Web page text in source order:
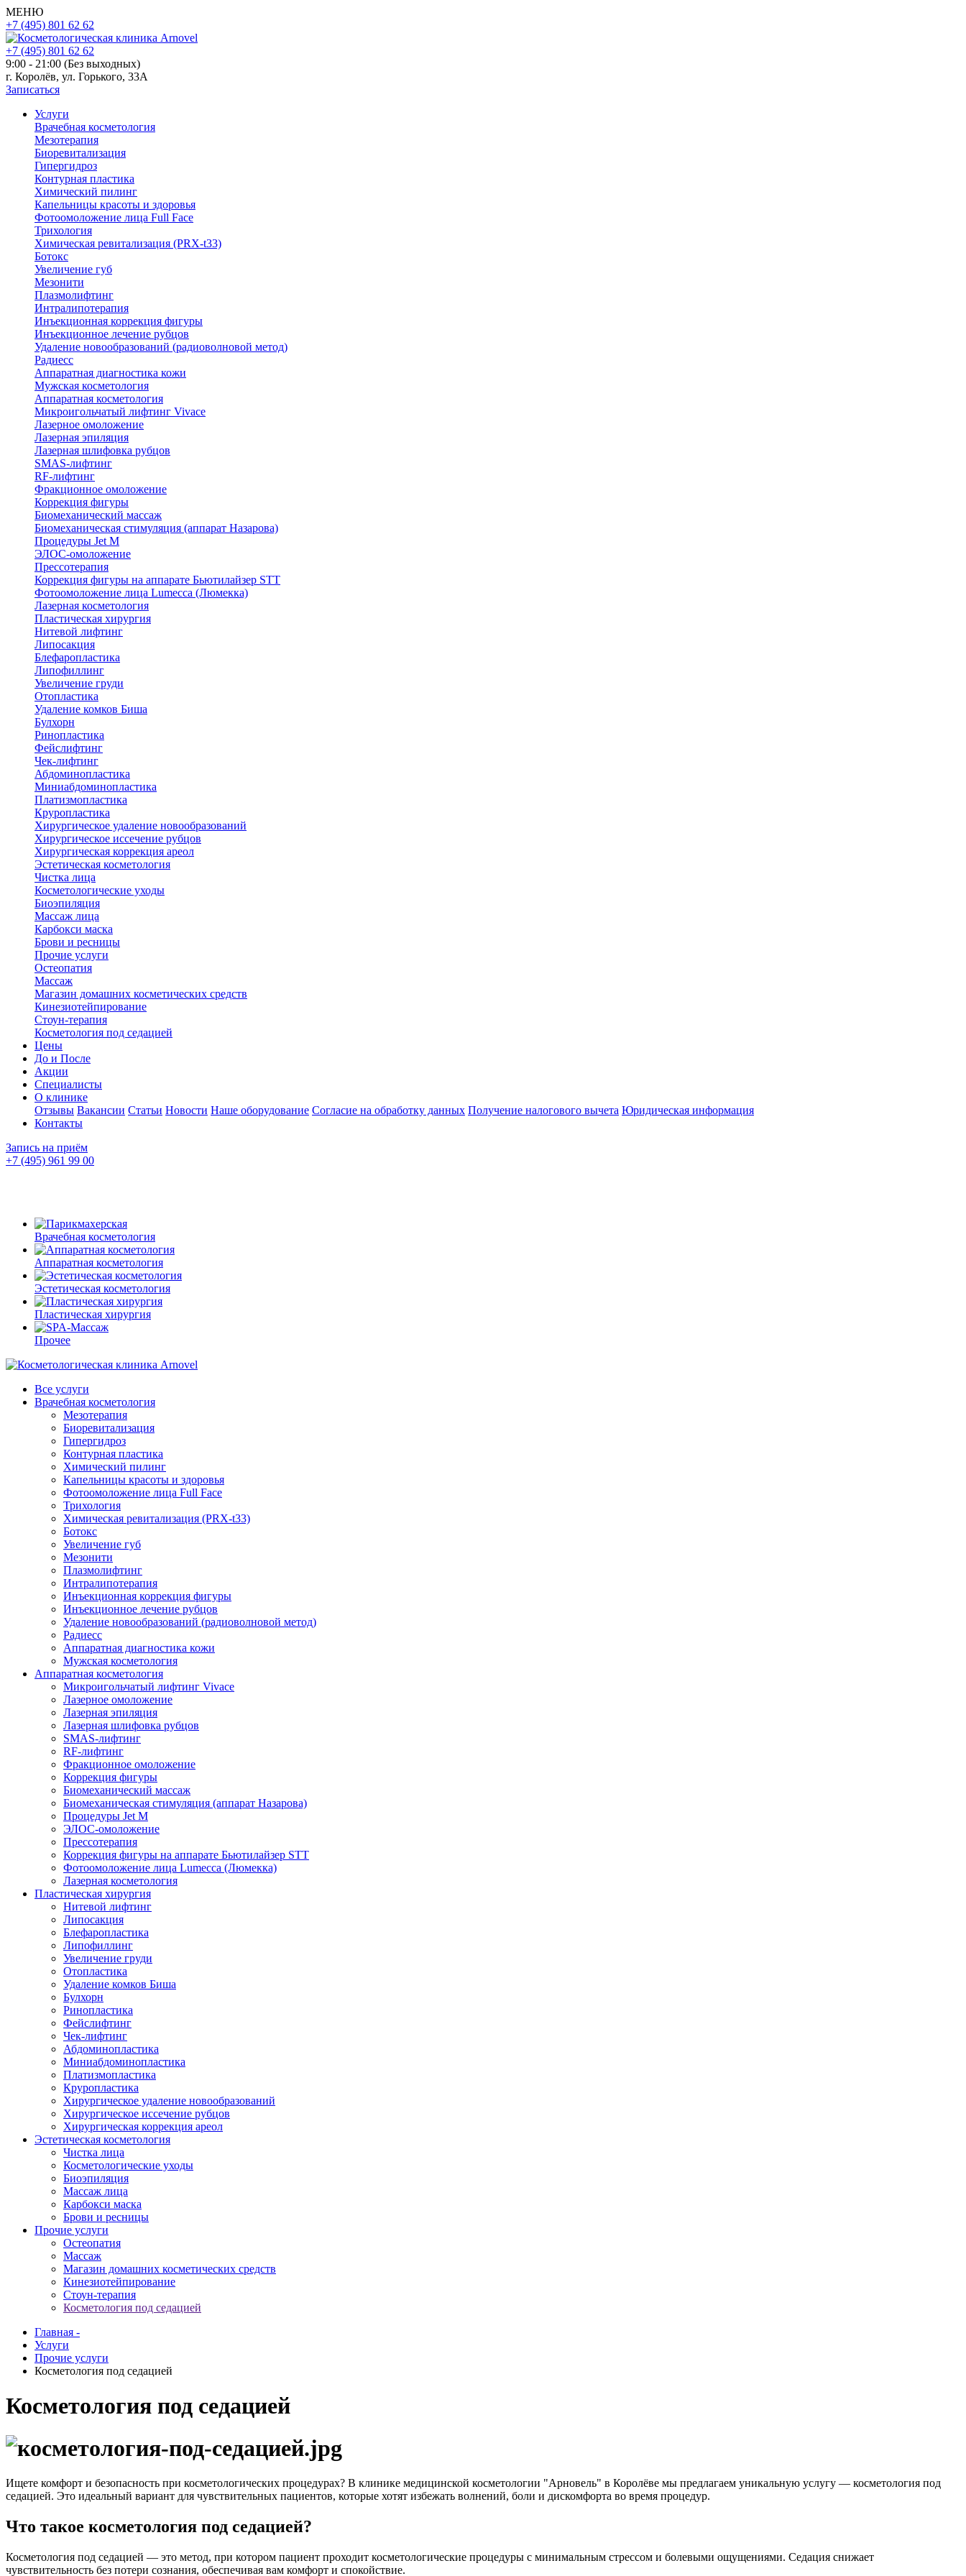
МЕНЮ
+7 (495) 801 62 62
+7 (495) 801 62 62
9:00 - 21:00 (Без выходных)
г. Королёв, ул. Горького, 33А
Записаться
Услуги
Врачебная косметология
Мезотерапия
Биоревитализация
Гипергидроз
Контурная пластика
Химический пилинг
Капельницы красоты и здоровья
Фотоомоложение лица Full Face
Трихология
Химическая ревитализация (PRX-t33)
Ботокс
Увеличение губ
Мезонити
Плазмолифтинг
Интралипотерапия
Инъекционная коррекция фигуры
Инъекционное лечение рубцов
Удаление новообразований (радиоволновой метод)
Радиесс
Аппаратная диагностика кожи
Мужская косметология
Аппаратная косметология
Микроигольчатый лифтинг Vivace
Лазерное омоложение
Лазерная эпиляция
Лазерная шлифовка рубцов
SMAS-лифтинг
RF-лифтинг
Фракционное омоложение
Коррекция фигуры
Биомеханический массаж
Биомеханическая стимуляция (аппарат Назарова)
Процедуры Jet M
ЭЛОС-омоложение
Прессотерапия
Коррекция фигуры на аппарате Бьютилайзер STT
Фотоомоложение лица Lumecca (Люмекка)
Лазерная косметология
Пластическая хирургия
Нитевой лифтинг
Липосакция
Блефаропластика
Липофиллинг
Увеличение груди
Отопластика
Удаление комков Биша
Булхорн
Ринопластика
Фейслифтинг
Чек-лифтинг
Абдоминопластика
Миниабдоминопластика
Платизмопластика
Круропластика
Хирургическое удаление новообразований
Хирургическое иссечение рубцов
Хирургическая коррекция ареол
Эстетическая косметология
Чистка лица
Косметологические уходы
Биоэпиляция
Массаж лица
Карбокси маска
Брови и ресницы
Прочие услуги
Остеопатия
Массаж
Магазин домашних косметических средств
Кинезиотейпирование
Стоун-терапия
Косметология под седацией
Цены
До и После
Акции
Специалисты
О клинике
Отзывы Вакансии Статьи Новости Наше оборудование Согласие на обработку данных Получение налогового вычета Юридическая информация
Контакты
Запись на приём
+7 (495) 961 99 00
Врачебная косметология
Аппаратная косметология
Эстетическая косметология
Пластическая хирургия
Прочее
Все услуги
Врачебная косметология
Мезотерапия
Биоревитализация
Гипергидроз
Контурная пластика
Химический пилинг
Капельницы красоты и здоровья
Фотоомоложение лица Full Face
Трихология
Химическая ревитализация (PRX-t33)
Ботокс
Увеличение губ
Мезонити
Плазмолифтинг
Интралипотерапия
Инъекционная коррекция фигуры
Инъекционное лечение рубцов
Удаление новообразований (радиоволновой метод)
Радиесс
Аппаратная диагностика кожи
Мужская косметология
Аппаратная косметология
Микроигольчатый лифтинг Vivace
Лазерное омоложение
Лазерная эпиляция
Лазерная шлифовка рубцов
SMAS-лифтинг
RF-лифтинг
Фракционное омоложение
Коррекция фигуры
Биомеханический массаж
Биомеханическая стимуляция (аппарат Назарова)
Процедуры Jet M
ЭЛОС-омоложение
Прессотерапия
Коррекция фигуры на аппарате Бьютилайзер STT
Фотоомоложение лица Lumecca (Люмекка)
Лазерная косметология
Пластическая хирургия
Нитевой лифтинг
Липосакция
Блефаропластика
Липофиллинг
Увеличение груди
Отопластика
Удаление комков Биша
Булхорн
Ринопластика
Фейслифтинг
Чек-лифтинг
Абдоминопластика
Миниабдоминопластика
Платизмопластика
Круропластика
Хирургическое удаление новообразований
Хирургическое иссечение рубцов
Хирургическая коррекция ареол
Эстетическая косметология
Чистка лица
Косметологические уходы
Биоэпиляция
Массаж лица
Карбокси маска
Брови и ресницы
Прочие услуги
Остеопатия
Массаж
Магазин домашних косметических средств
Кинезиотейпирование
Стоун-терапия
Косметология под седацией
Главная -
Услуги
Прочие услуги
Косметология под седацией
Косметология под седацией
Ищете комфорт и безопасность при косметологических процедурах? В клинике медицинской косметологии "Арновель" в Королёве мы предлагаем уникальную услугу — косметология под
седацией. Это идеальный вариант для чувствительных пациентов, которые хотят избежать волнений, боли и дискомфорта во время процедур.
Что такое косметология под седацией?
Косметология под седацией — это метод, при котором пациент проходит косметологические процедуры с минимальным стрессом и болевыми ощущениями. Седация снижает
чувствительность без потери сознания, обеспечивая вам комфорт и спокойствие.